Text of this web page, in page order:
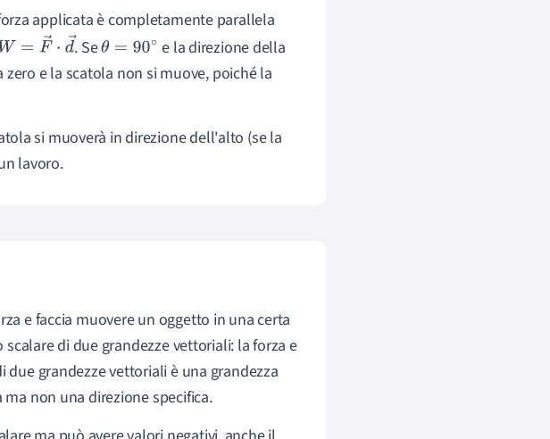
applicata è completamente parallela
W= F→ ⋅d→ . Seθ =90 ∘
e la direzione della
e la scatola non si muove, poiché la
si muoverà in direzione dell'alto (se la
lavoro.
e faccia muovere un oggetto in una certa
di due grandezze vettoriali: la forza e
grandezze vettoriali è una grandezza
non una direzione specifica.